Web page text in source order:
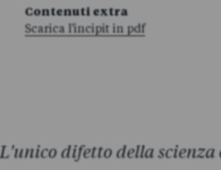
Contenuti extra
Scarica l'incipit in pdf
difetto della